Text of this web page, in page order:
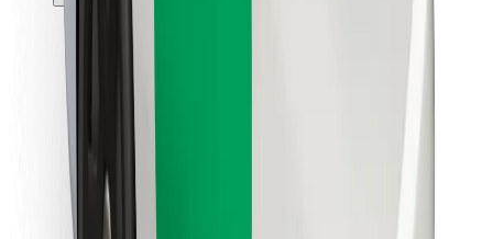
Utasoknak
Ételfutároknak
Bolt Food
Flottapartnereknek
Éttermeknek